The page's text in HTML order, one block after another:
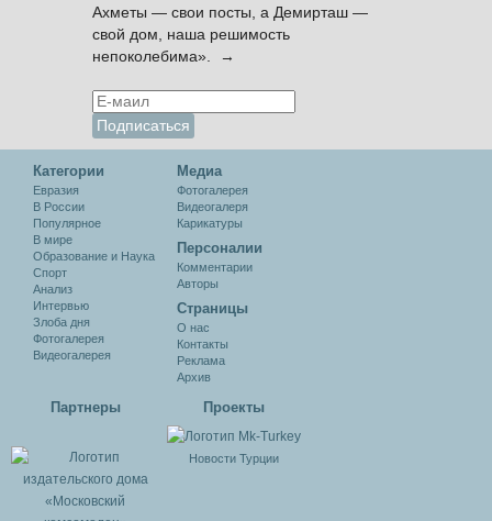
Ахметы — свои посты, а Демирташ —
свой дом, наша решимость
непоколебима». →
Категории
Евразия
В России
Популярное
В мире
Образование и Наука
Спорт
Анализ
Интервью
Злоба дня
Фотогалерея
Видеогалерея
Медиа
Фотогалерея
Видеогалеря
Карикатуры
Персоналии
Комментарии
Авторы
Cтраницы
О нас
Контакты
Реклама
Архив
Партнеры Проекты
Новости Турции